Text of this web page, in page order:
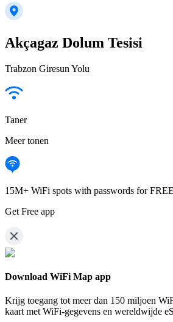
Akçagaz Dolum Tesisi
Trabzon Giresun Yolu
Taner
Meer tonen
15M+ WiFi spots with passwords for FREE
Get Free app
Download WiFi Map app
Krijg toegang tot meer dan 150 miljoen
kaart met WiFi-gegevens en wereldwijde